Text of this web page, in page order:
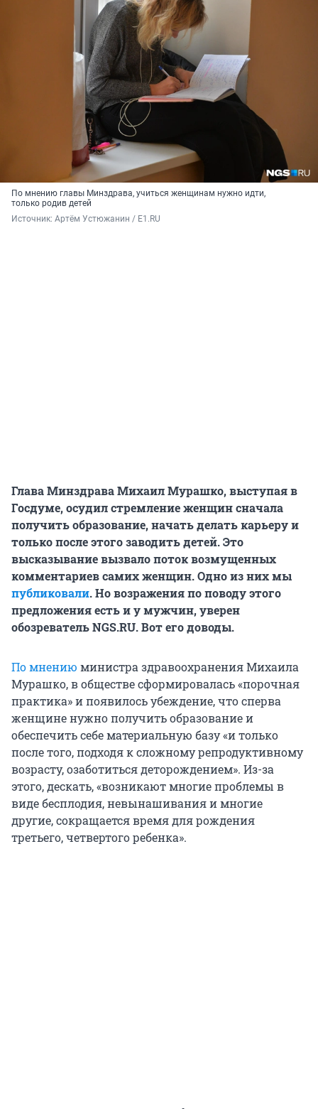
По мнению главы Минздрава, учиться женщинам нужно идти,
только родив детей
Источник: Артём Устюжанин / E1.RU
Глава Минздрава Михаил Мурашко, выступая в
Госдуме, осудил стремление женщин сначала
получить образование, начать делать карьеру и
только после этого заводить детей. Это
высказывание вызвало поток возмущенных
комментариев самих женщин. Одно из них мы
публиковали. Но возражения по поводу этого
предложения есть и у мужчин, уверен
обозреватель NGS.RU. Вот его доводы.
По мнению министра здравоохранения Михаила
Мурашко, в обществе сформировалась «порочная
практика» и появилось убеждение, что сперва
женщине нужно получить образование и
обеспечить себе материальную базу «и только
после того, подходя к сложному репродуктивному
возрасту, озаботиться деторождением». Из-за
этого, дескать, «возникают многие проблемы в
виде бесплодия, невынашивания и многие
другие, сокращается время для рождения
третьего, четвертого ребенка».